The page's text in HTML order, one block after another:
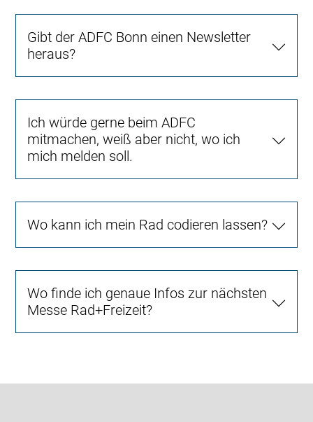
Gibt der ADFC Bonn einen Newsletter
heraus?
Ich würde gerne beim ADFC
mitmachen, weiß aber nicht, wo ich
mich melden soll.
Wo kann ich mein Rad codieren lassen?
Wo finde ich genaue Infos zur nächsten
Messe Rad+Freizeit?